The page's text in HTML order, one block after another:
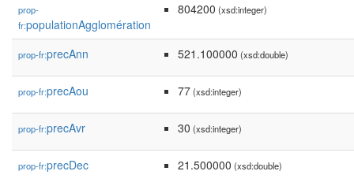
prop-
fr:populationAgglomération
804200 (xsd:integer)
prop-fr:precAnn 521.100000 (xsd:double)
prop-fr:precAou 77(xsd:integer)
prop-fr:precAvr 30 (xsd:integer)
prop-fr:precDec 21.500000 (xsd:double)